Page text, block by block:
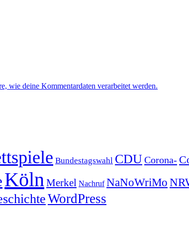
wie deine Kommentardaten verarbeitet werden.
Bundestagswahl CDUCorona-
Köln Merkel Nachruf NaNoWriMo
WordPress